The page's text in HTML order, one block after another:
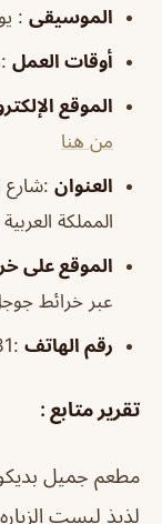
الموسيقى :
أوقات العمل
الموقع
من هنا
العنوان
المملكة
الموقع على
عبر خرائط
رقم الهاتف :966138094931+
تقرير متابع :
مطعم جميل
لذيذ ليست